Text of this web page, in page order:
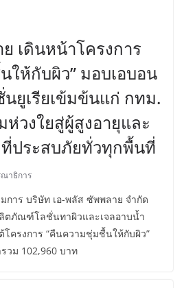
เดินหน้าโครงการ
ให้กับผิว” มอบเอบอน
นยูเรียเข้มข้นแก่ กทม.
วงใยสู่ผู้สูงอายุและ
ที่ประสบภัยทั่วทุกพื้นที่
ณาธิการ
การ บริษัท เอ-พลัส ซัพพลาย จำกัด
ตภัณฑ์โลชั่นทาผิวและเจลอาบน้ำ
โครงการ “คืนความชุ่มชื้นให้กับผิว”
วม 102,960 บาท